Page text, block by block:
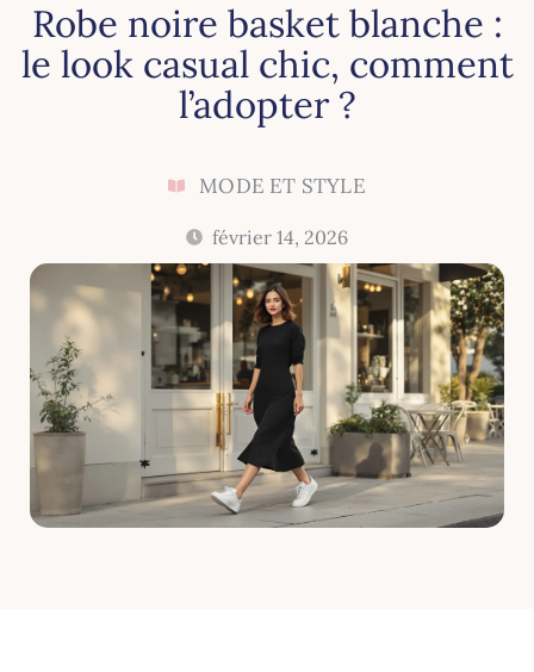
Robe noire basket blanche :
le look casual chic, comment
l’adopter ?
MODE ET STYLE
février 14, 2026